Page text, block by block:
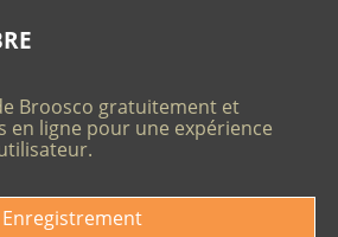
Broosco gratuitement et
en ligne pour une expérience
Enregistrement